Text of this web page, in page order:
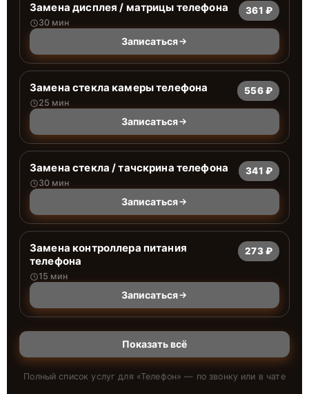
Замена дисплея / матрицы телефона
30 мин
361 ₽
Записаться
Замена стекла камеры телефона
25 мин
556 ₽
Записаться
Замена стекла / тачскрина телефона
30 мин
341 ₽
Записаться
Замена контроллера питания
телефона
15 мин
273 ₽
Записаться
Показать всё
Полный список услуг для «Телефон» — по звонку или в чате